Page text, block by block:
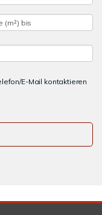
E-Mail kontaktieren